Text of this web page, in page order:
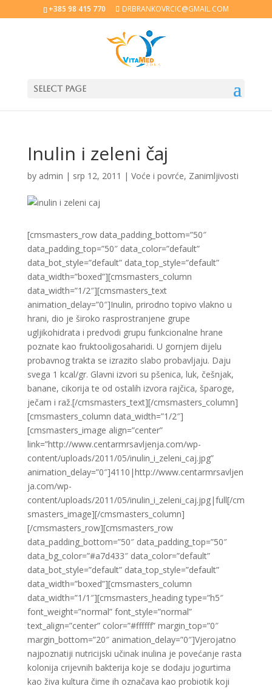
+385 98 415 770 DRBRANKOVRCIC@GMAIL.COM
Select Page
Inulin i zeleni čaj
by admin | srp 12, 2011 | Voće i povrće, Zanimljivosti
[cmsmasters_row data_padding_bottom=”50″
data_padding_top=”50″ data_color=”default”
data_bot_style=”default” data_top_style=”default”
data_width=”boxed”][cmsmasters_column
data_width=”1/2″][cmsmasters_text
animation_delay=”0″]Inulin, prirodno topivo vlakno u
hrani, dio je široko rasprostranjene grupe
ugljikohidrata i predvodi grupu funkcionalne hrane
poznate kao fruktooligosaharidi. U gornjem dijelu
probavnog trakta se izrazito slabo probavljaju. Daju
svega 1 kcal/gr. Glavni izvori su pšenica, luk, češnjak,
banane, cikorija te od ostalih izvora rajčica, šparoge,
ječam i raž.[/cmsmasters_text][/cmsmasters_column]
[cmsmasters_column data_width=”1/2″]
[cmsmasters_image align=”center”
link=”http://www.centarmrsavljenja.com/wp-
content/uploads/2011/05/inulin_i_zeleni_caj.jpg”
animation_delay=”0″]4110|http://www.centarmrsavljen
ja.com/wp-
content/uploads/2011/05/inulin_i_zeleni_caj.jpg|full[/cm
smasters_image][/cmsmasters_column]
[/cmsmasters_row][cmsmasters_row
data_padding_bottom=”50″ data_padding_top=”50″
data_bg_color=”#a7d433″ data_color=”default”
data_bot_style=”default” data_top_style=”default”
data_width=”boxed”][cmsmasters_column
data_width=”1/1″][cmsmasters_heading type=”h5″
font_weight=”normal” font_style=”normal”
text_align=”center” color=”#ffffff” margin_top=”0″
margin_bottom=”20″ animation_delay=”0″]Vjerojatno
najpoznatiji nutricijski učinak inulina je povećanje rasta
kolonija crijevnih bakterija koje se dodaju jogurtima
kao živa kultura čime ih označava kao probiotik koji